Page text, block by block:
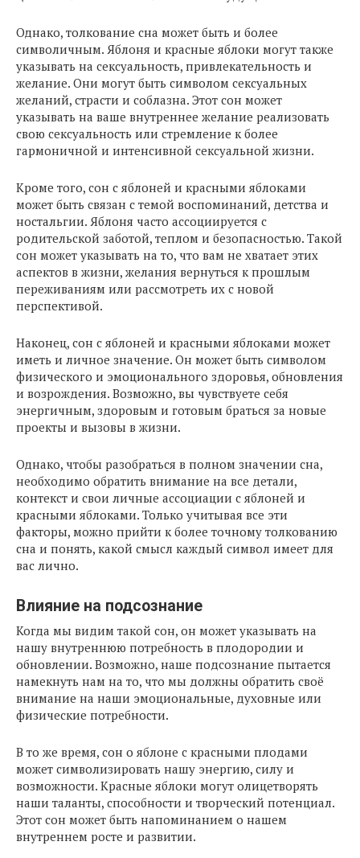
Однако, толкование сна может быть и более
символичным. Яблоня и красные яблоки могут также
указывать на сексуальность, привлекательность и
желание. Они могут быть символом сексуальных
желаний, страсти и соблазна. Этот сон может
указывать на ваше внутреннее желание реализовать
свою сексуальность или стремление к более
гармоничной и интенсивной сексуальной жизни.
Кроме того, сон с яблоней и красными яблоками
может быть связан с темой воспоминаний, детства и
ностальгии. Яблоня часто ассоциируется с
родительской заботой, теплом и безопасностью. Такой
сон может указывать на то, что вам не хватает этих
аспектов в жизни, желания вернуться к прошлым
переживаниям или рассмотреть их с новой
перспективой.
Наконец, сон с яблоней и красными яблоками может
иметь и личное значение. Он может быть символом
физического и эмоционального здоровья, обновления
и возрождения. Возможно, вы чувствуете себя
энергичным, здоровым и готовым браться за новые
проекты и вызовы в жизни.
Однако, чтобы разобраться в полном значении сна,
необходимо обратить внимание на все детали,
контекст и свои личные ассоциации с яблоней и
красными яблоками. Только учитывая все эти
факторы, можно прийти к более точному толкованию
сна и понять, какой смысл каждый символ имеет для
вас лично.
Влияние на подсознание
Когда мы видим такой сон, он может указывать на
нашу внутреннюю потребность в плодородии и
обновлении. Возможно, наше подсознание пытается
намекнуть нам на то, что мы должны обратить своё
внимание на наши эмоциональные, духовные или
физические потребности.
В то же время, сон о яблоне с красными плодами
может символизировать нашу энергию, силу и
возможности. Красные яблоки могут олицетворять
наши таланты, способности и творческий потенциал.
Этот сон может быть напоминанием о нашем
внутреннем росте и развитии.